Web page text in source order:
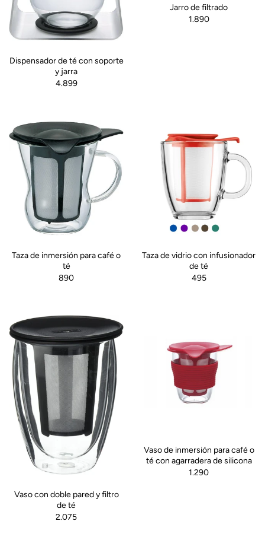
Dispensador de té con soporte
y jarra
4.899
Jarro de filtrado
1.890
Taza de inmersión para café o
té
890
Taza de vidrio con infusionador
de té
495
Vaso con doble pared y filtro
de té
2.075
Vaso de inmersión para café o
té con agarradera de silicona
1.290